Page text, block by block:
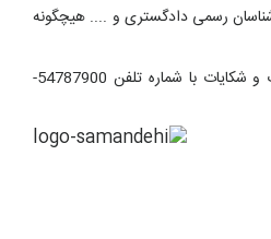
رسمی دادگستری و .... هیچگونه
جهت ارئه انتقادات، پیشنهادات و شکایات با شماره تلفن 54787900-